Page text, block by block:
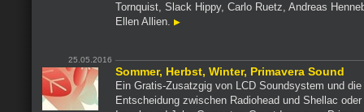
Tornquist, Slack Hippy, Carlo Ruetz, Andreas
Ellen Allien.
25.05.2016
Sommer, Herbst, Winter, Primavera Sound
Ein Gratis-Zusatzgig von LCD Soundsystem und die
Entscheidung zwischen Radiohead und Shellac oder